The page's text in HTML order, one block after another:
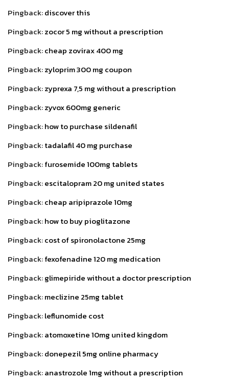
Pingback:discover this
Pingback:zocor 5 mg without a prescription
Pingback:cheap zovirax 400 mg
Pingback:zyloprim 300 mg coupon
Pingback:zyprexa 7,5 mg without a prescription
Pingback:zyvox 600mg generic
Pingback:how to purchase sildenafil
Pingback:tadalafil 40 mg purchase
Pingback:furosemide 100mg tablets
Pingback:escitalopram 20 mg united states
Pingback:cheap aripiprazole 10mg
Pingback:how to buy pioglitazone
Pingback:cost of spironolactone 25mg
Pingback:fexofenadine 120 mg medication
Pingback:glimepiride without a doctor prescription
Pingback:meclizine 25mg tablet
Pingback:leflunomide cost
Pingback:atomoxetine 10mg united kingdom
Pingback:donepezil 5mg online pharmacy
Pingback:anastrozole 1mg without a prescription